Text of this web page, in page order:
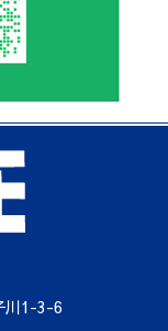
川1-3-6